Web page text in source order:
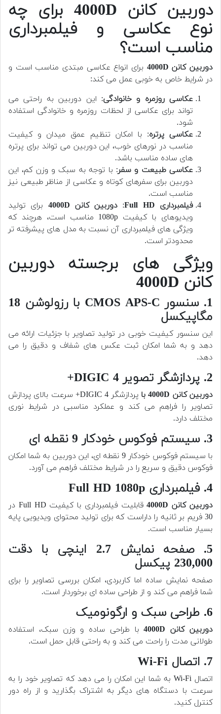
دوربین کانن 4000D برای چه
نوع عکاسی و فیلمبرداری
مناسب است؟
دوربین کانن 4000D
برای انواع عکاسی مبتدی مناسب است و
در شرایط خاص به خوبی عمل می کند:
عکاسی روزمره و خانوادگی: این دوربین به راحتی می
تواند برای عکاسی از لحظات روزمره و خانوادگی استفاده
شود.
عکاسی پرتره: با امکان تنظیم عمق میدان و کیفیت
مناسب در نورهای خوب، این دوربین می تواند برای پرتره
های ساده مناسب باشد.
عکاسی طبیعت و سفر: با توجه به سبک و وزن کم، این
دوربین برای سفرهای کوتاه و عکاسی از مناظر طبیعی نیز
مناسب است.
فیلمبرداری Full HD
: دوربین کانن 4000D
برای تولید
ویدیوهای با کیفیت 1080p مناسب است، هرچند که
ویژگی های فیلمبرداری آن نسبت به مدل های پیشرفته تر
محدودتر است.
ویژگی های برجسته دوربین
کانن 4000D
1. سنسور CMOS APS-C با رزولوشن 18
مگاپیکسل
این سنسور کیفیت خوبی در تولید تصاویر با جزئیات ارائه می
دهد و به شما امکان ثبت عکس های شفاف و دقیق را می
دهد.
2. پردازشگر تصویر DIGIC 4+
دوربین کانن 4000D با
پردازشگر DIGIC 4+ سرعت بالای پردازش
تصاویر را فراهم می کند و عملکرد مناسبی در شرایط نوری
مختلف دارد.
3. سیستم فوکوس خودکار 9 نقطه ای
با سیستم فوکوس خودکار 9 نقطه ای، این دوربین به شما امکان
فوکوس دقیق و سریع را در شرایط مختلف فراهم می آورد.
4. فیلمبرداری Full HD 1080p
دوربین کانن 4000D
قابلیت فیلمبرداری با کیفیت Full HD در
30 فریم بر ثانیه را داراست که برای تولید محتوای ویدیویی پایه
بسیار مناسب است.
5. صفحه نمایش 2.7 اینچی با دقت
230,000 پیکسل
صفحه نمایش ساده اما کاربردی، امکان بررسی تصاویر را برای
شما فراهم می کند و از طراحی ساده ای برخوردار است.
6. طراحی سبک و ارگونومیک
دوربین کانن 4000D
با طراحی ساده و وزن سبک، استفاده
طولانی مدت را راحت می کند و به راحتی قابل حمل است.
7. اتصال Wi-Fi
اتصال Wi-Fi به شما این امکان را می دهد که تصاویر خود را به
سرعت با دستگاه های دیگر به اشتراک بگذارید و از راه دور
کنترل کنید.